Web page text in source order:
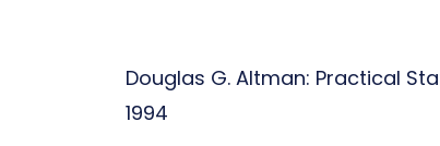
Douglas G. Altman: Practical
1994